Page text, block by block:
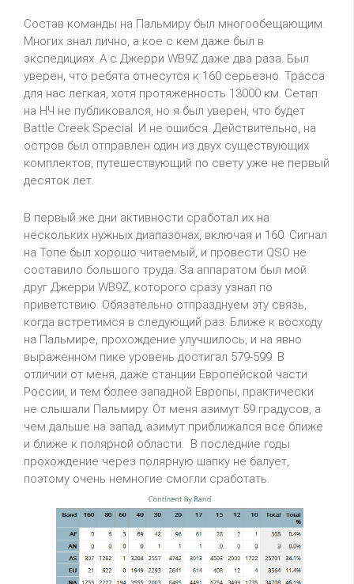
Состав команды на Пальмиру был многообещающим.
Многих знал лично, а кое с кем даже был в
экспедициях. А с Джерри WB9Z даже два раза. Был
уверен, что ребята отнесутся к 160 серьезно. Трасса
для нас легкая, хотя протяженность 13000 км. Сетап
на НЧ не публиковался, но я был уверен, что будет
Battle Creek Special. И не ошибся. Действительно, на
остров был отправлен один из двух существующих
комплектов, путешествующий по свету уже не первый
десяток лет.
В первый же дни активности сработал их на
нескольких нужных диапазонах, включая и 160. Сигнал
на Топе был хорошо читаемый, и провести QSO не
составило большого труда. За аппаратом был мой
друг Джерри WB9Z, которого сразу узнал по
приветствию. Обязательно отпразднуем эту связь,
когда встретимся в следующий раз. Ближе к восходу
на Пальмире, прохождение улучшилось, и на явно
выраженном пике уровень достигал 579-599. В
отличии от меня, даже станции Европейской части
России, и тем более западной Европы, практически
не слышали Пальмиру. От меня азимут 59 градусов, а
чем дальше на запад, азимут приближался все ближе
и ближе к полярной области. В последние годы
прохождение через полярную шапку не балует,
поэтому очень немногие смогли сработать.